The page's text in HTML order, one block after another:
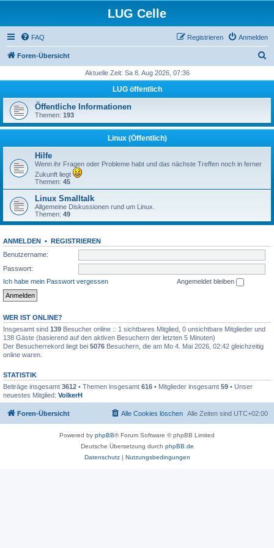
LUG Celle
FAQ Anmelden
Registrieren
Foren-Übersicht
h
Aktuelle Zeit: Sa 8. Aug 2026, 07:36
LUG öffentlich
Öffentliche Informationen
Themen: 193
Linux (Öffentlich)
Hilfe
Wenn ihr Fragen oder Probleme habt und das nächste Treffen noch in ferner
Zukunft liegt
Themen: 45
Linux Smalltalk
Allgemeine Diskussionen rund um Linux.
Themen: 49
ANMELDEN • REGISTRIEREN
Benutzername:
Passwort:
Ich habe mein Passwort vergessen
Angemeldet bleiben
WER IST ONLINE?
Insgesamt sind 139 Besucher online :: 1 sichtbares Mitglied, 0 unsichtbare Mitglieder und
138 Gäste (basierend auf den aktiven Besuchern der letzten 5 Minuten)
Der Besucherrekord liegt bei 5076 Besuchern, die am Mo 4. Mai 2026, 02:42 gleichzeitig
online waren.
STATISTIK
Beiträge insgesamt 3612 • Themen insgesamt 616 • Mitglieder insgesamt 59 • Unser
neuestes Mitglied: VolkerH
Foren-Übersicht Alle Zeiten sind UTC+02:00
Alle Cookies löschen
Powered by phpBB® Forum Software © phpBB Limited
Deutsche Übersetzung durch phpBB.de
Datenschutz| Nutzungsbedingungen